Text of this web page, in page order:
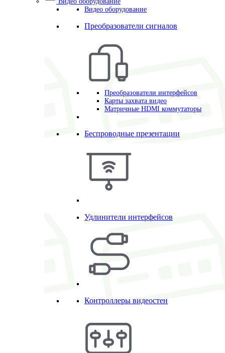
Видео оборудование
Преобразователи сигналов
Преобразователи интерфейсов
Карты захвата видео
Матричные HDMI коммутаторы
Беспроводные презентации
Удлинители интерфейсов
Контроллеры видеостен